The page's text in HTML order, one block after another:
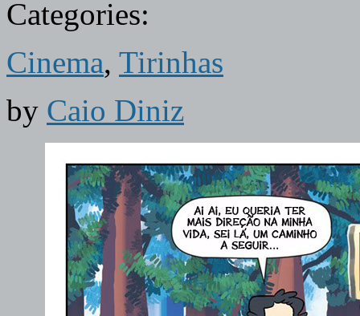
Categories:
Cinema, Tirinhas
by Caio Diniz